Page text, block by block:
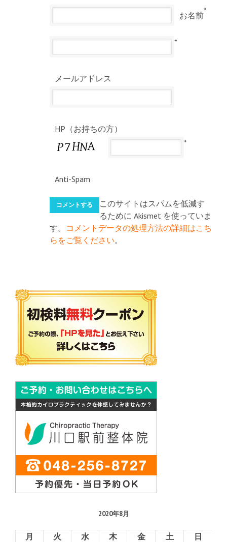
お名前*
メールアドレス
*
HP（お持ちの方）
Anti-Spam
*
このサイトはスパムを低減す
るために Akismet を使っていま
す。 コメントデータの処理方法の詳細はこち
らをご覧ください。
2020年8月
月 火 水 木 金 土 日